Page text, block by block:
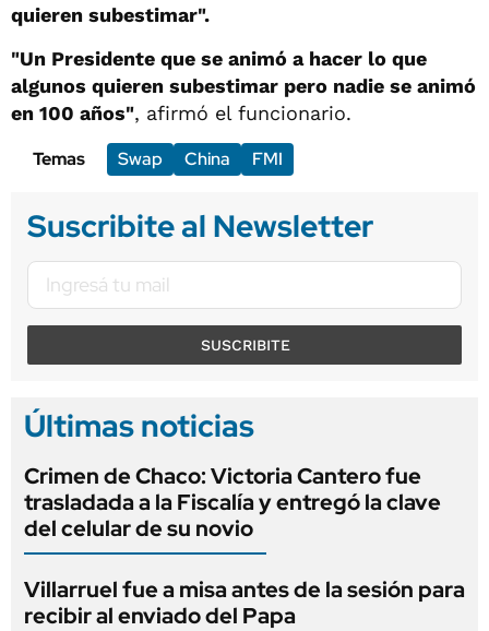
quieren subestimar".
"Un Presidente que se animó a hacer lo que
algunos quieren subestimar pero nadie se animó
en 100 años", afirmó el funcionario.
Temas
Swap China FMI
Suscribite al Newsletter
SUSCRIBITE
Últimas noticias
Crimen de Chaco: Victoria Cantero fue
trasladada a la Fiscalía y entregó la clave
del celular de su novio
Villarruel fue a misa antes de la sesión para
recibir al enviado del Papa